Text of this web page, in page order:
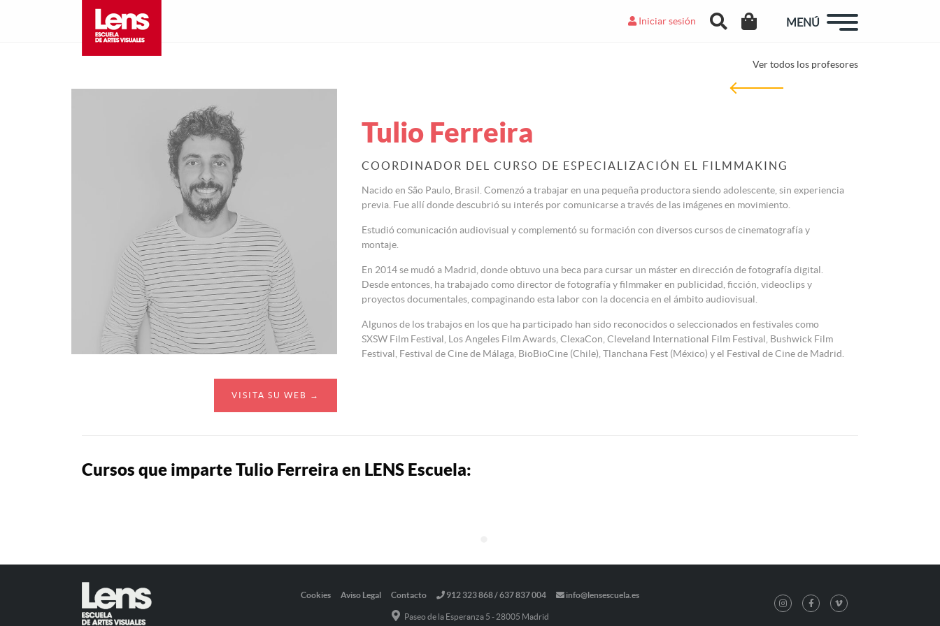
Iniciar sesión MENÚ
Ver todos los profesores
VISITA SU WEB →
Tulio Ferreira
COORDINADOR DEL CURSO DE ESPECIALIZACIÓN EL FILMMAKING
Nacido en São Paulo, Brasil. Comenzó a trabajar en una pequeña productora siendo adolescente, sin experiencia
previa. Fue allí donde descubrió su interés por comunicarse a través de las imágenes en movimiento.
Estudió comunicación audiovisual y complementó su formación con diversos cursos de cinematografía y
montaje.
En 2014 se mudó a Madrid, donde obtuvo una beca para cursar un máster en dirección de fotografía digital.
Desde entonces, ha trabajado como director de fotografía y filmmaker en publicidad, ficción, videoclips y
proyectos documentales, compaginando esta labor con la docencia en el ámbito audiovisual.
Algunos de los trabajos en los que ha participado han sido reconocidos o seleccionados en festivales como
SXSW Film Festival, Los Angeles Film Awards, ClexaCon, Cleveland International Film Festival, Bushwick Film
Festival, Festival de Cine de Málaga, BioBioCine (Chile), Tlanchana Fest (México) y el Festival de Cine de Madrid.
Cursos que imparte Tulio Ferreira en LENS Escuela:
Cookies Aviso Legal Contacto 912 323 868 / 637 837 004 info@lensescuela.es
Paseo de la Esperanza 5 - 28005 Madrid